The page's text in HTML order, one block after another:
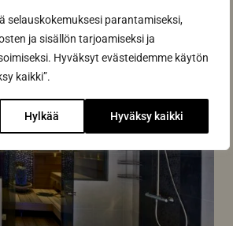
selauskokemuksesi parantamiseksi,
ja sisällön tarjoamiseksi ja
Hyväksyt evästeidemme käytön
kaikki”.
Hylkää Hyväksy kaikki
och varsam skötsel....